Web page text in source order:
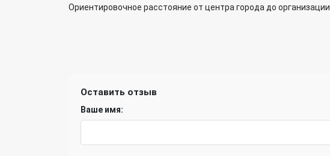
Ориентировочное расстояние от центра города до организации
Оставить отзыв
Ваше имя: